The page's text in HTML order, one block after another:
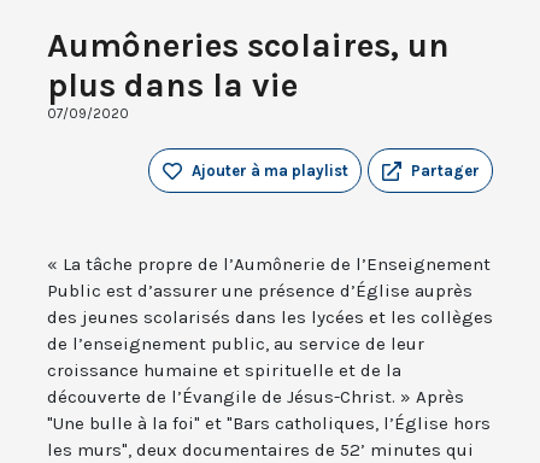
Aumôneries scolaires, un
plus dans la vie
07/09/2020
Partager
Ajouter à ma playlist
« La tâche propre de l’Aumônerie de l’Enseignement
Public est d’assurer une présence d’Église auprès
des jeunes scolarisés dans les lycées et les collèges
de l’enseignement public, au service de leur
croissance humaine et spirituelle et de la
découverte de l’Évangile de Jésus-Christ. » Après
"Une bulle à la foi" et "Bars catholiques, l’Église hors
les murs", deux documentaires de 52’ minutes qui